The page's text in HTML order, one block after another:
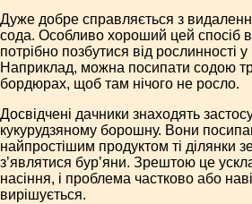
Дуже добре справляється з
сода. Особливо хороший цей спосіб
потрібно позбутися від рослинності у
Наприклад, можна посипати содою
бордюрах, щоб там нічого не росло.
Досвідчені дачники знаходять
кукурудзяному борошну. Вони
найпростішим продуктом ті ділянки
з’являтися бур’яни. Зрештою це
насіння, і проблема частково або
вирішується.